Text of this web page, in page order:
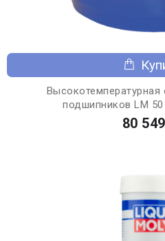
Высокотемпературная
подшипников LM
80 549